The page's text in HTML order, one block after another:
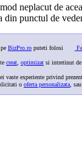
neplacut de
punctul de
BizPro.ro puteti folosi
creat optimizat si intretinut de
experiente privind prezenta
o oferta personalizata ,